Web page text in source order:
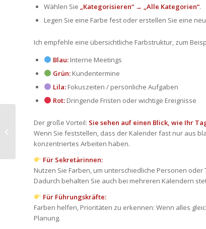
Wählen Sie „Kategorisieren“ → „Alle Kategorien“.
Legen Sie eine Farbe fest oder erstellen Sie eine
Ich empfehle eine übersichtliche Farbstruktur, zum
Blau:Interne Meetings
Grün:Kundentermine
Lila:Fokuszeiten / persönliche Aufgaben
Rot:Dringende Fristen oder wichtige Ereignisse
Der große Vorteil: Sie sehen auf einen Blick, wie Ihr
Wenn Sie feststellen, dass der Kalender fast nur aus
konzentriertes Arbeiten haben.
Für Sekretärinnen:
Nutzen Sie Farben, um unterschiedliche Personen oder
Dadurch behalten Sie auch bei mehreren Kalendern
Für Führungskräfte:
Farben helfen, Prioritäten zu erkennen: Wenn alles
Planung.
Sekretärinnen &
Assistenzen: Mit
Vorlagen, Kategorien